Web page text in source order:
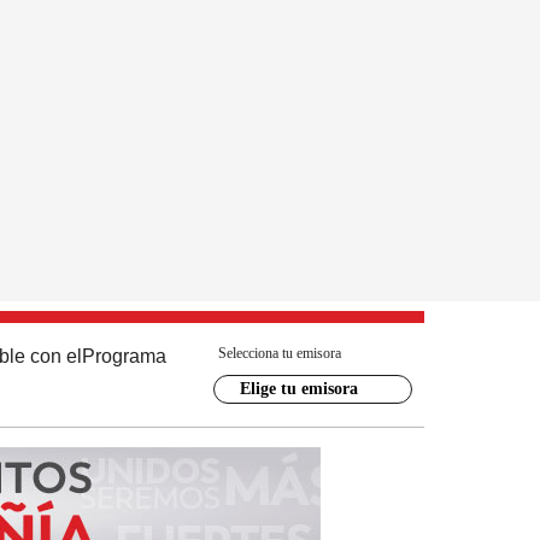
con el Programa Selecciona tu emisora
Elige tu emisora